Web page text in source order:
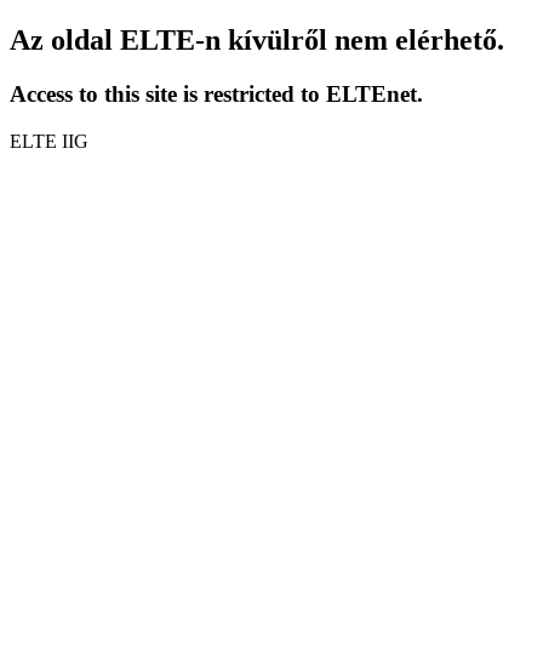
Az oldal ELTE-n kívülről nem elérhető.
Access to this site is restricted to ELTEnet.
ELTE IIG